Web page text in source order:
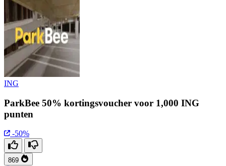
ING
ParkBee 50% kortingsvoucher voor 1,000 ING
punten
-50%
869